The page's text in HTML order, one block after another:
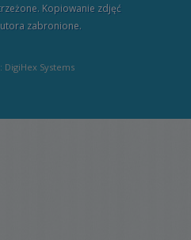
Kopiowanie zdjęć
zabronione.
DigiHex Systems